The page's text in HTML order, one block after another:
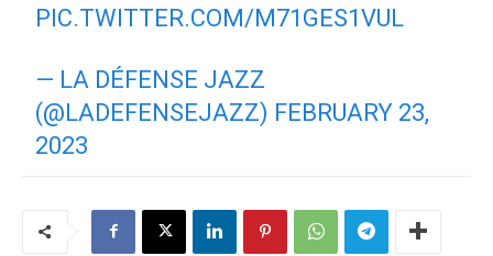
PIC.TWITTER.COM/M71GES1VUL
— LA DÉFENSE JAZZ
(@LADEFENSEJAZZ) FEBRUARY 23,
2023